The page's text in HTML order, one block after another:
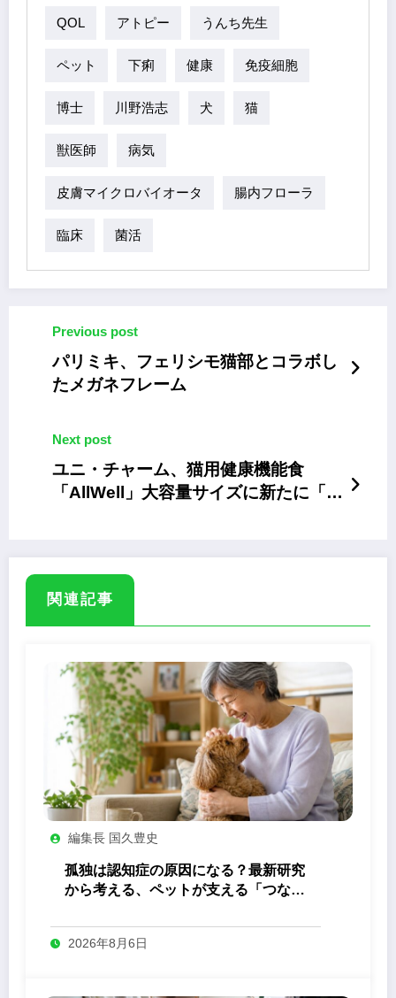
QOL アトピー うんち先生
ペット 下痢 健康 免疫細胞
博士 川野浩志 犬 猫
獣医師 病気
皮膚マイクロバイオータ 腸内フローラ
臨床 菌活
Previous post
パリミキ、フェリシモ猫部とコラボし
たメガネフレーム
Next post
ユニ・チャーム、猫用健康機能食
「AllWell」大容量サイズに新たに「避
関連記事
編集長 国久豊史
孤独は認知症の原因になる？最新研究
から考える、ペットが支える「つなが
2026年8月6日